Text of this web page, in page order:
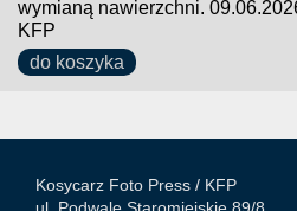
wymianą nawierzchni.
KFP
do koszyka
Kosycarz Foto Press / KFP